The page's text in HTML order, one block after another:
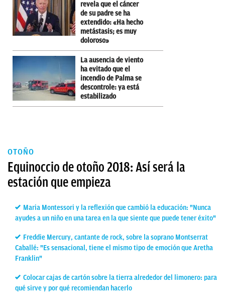
revela que el cáncer
de su padre se ha
extendido: «Ha hecho
metástasis; es muy
doloroso»
La ausencia de viento
ha evitado que el
incendio de Palma se
descontrole: ya está
estabilizado
OTOÑO
Equinoccio de otoño 2018: Así será la
estación que empieza
Maria Montessori y la reflexión que cambió la educación: "Nunca
ayudes a un niño en una tarea en la que siente que puede tener éxito"
Freddie Mercury, cantante de rock, sobre la soprano Montserrat
Caballé: "Es sensacional, tiene el mismo tipo de emoción que Aretha
Franklin"
Colocar cajas de cartón sobre la tierra alrededor del limonero: para
qué sirve y por qué recomiendan hacerlo